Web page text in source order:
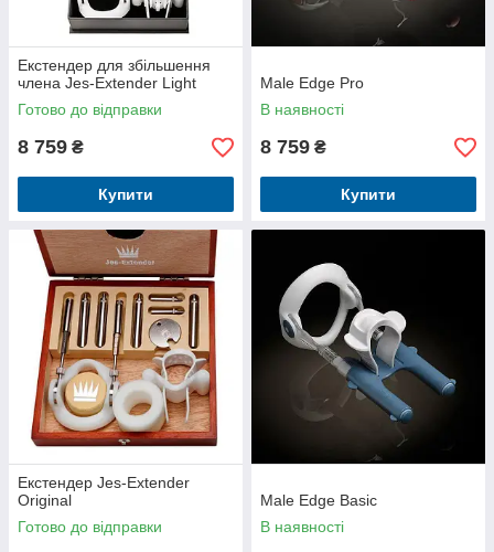
Екстендер для збільшення
члена Jes-Extender Light
Готово до відправки
8 759 ₴
Купити
Male Edge Pro
В наявності
8 759 ₴
Купити
Екстендер Jes-Extender
Original
Готово до відправки
Male Edge Basic
В наявності